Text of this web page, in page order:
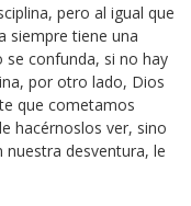
pero al igual que
siempre tiene una
se confunda, si no hay
por otro lado, Dios
que cometamos
hacérnoslos ver, sino
desventura, le